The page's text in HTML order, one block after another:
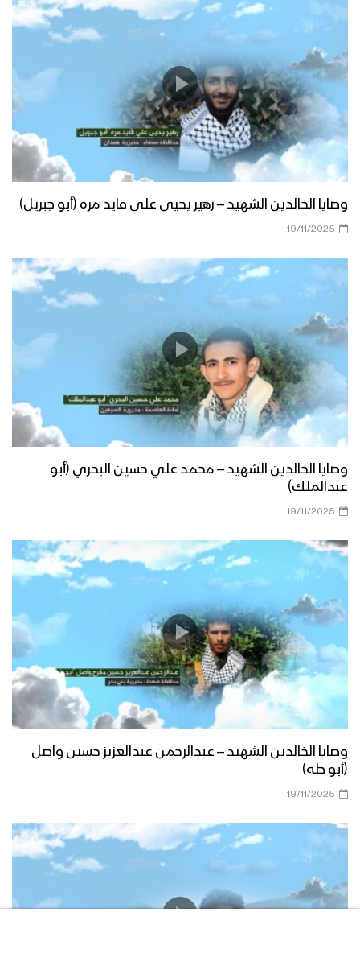
وصايا الخالدين الشهيد – زهير يحيى علي قايد مره (أبو جبريل)
19/11/2025
وصايا الخالدين الشهيد – محمد علي حسين البحري (أبو
عبدالملك)
19/11/2025
وصايا الخالدين الشهيد – عبدالرحمن عبدالعزيز حسين واصل
(أبو طه)
19/11/2025